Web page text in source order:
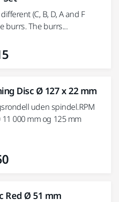
(C, B, D, A and F
burrs. The burrs...
Disc Ø 127 x 22 mm
uden spindel.RPM
000 mm og 125 mm
Red Ø 51 mm